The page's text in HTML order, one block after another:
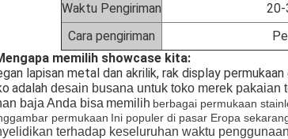
Waktu Pengiriman
20-
Cara pengiriman
memilih showcase kita:
lapisan metal dan akrilik, rak display
adalah desain busana untuk toko merek pakaian
baja Anda bisa memilih berbagai permukaan
permukaan Ini populer di pasar Eropa
terhadap keseluruhan waktu